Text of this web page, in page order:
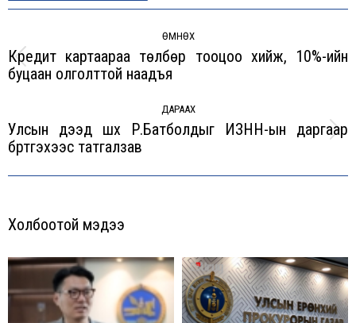
ӨМНӨХ
Previous
Кредит картаараа төлбөр тооцоо хийж, 10%-ийн
буцаан олголттой наадъя
ДАРААХ
Next
Улсын дээд шүүх Р.Батболдыг ИЗНН-ын даргаар
бүртгэхээс татгалзав
Холбоотой мэдээ